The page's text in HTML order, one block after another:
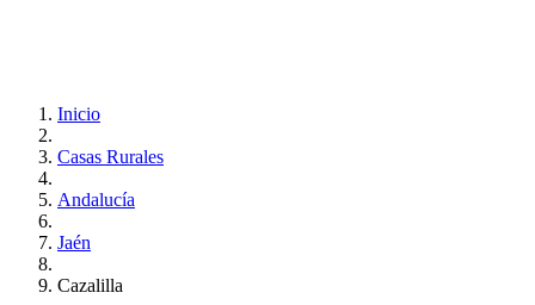
Inicio
Casas Rurales
Andalucía
Jaén
Cazalilla